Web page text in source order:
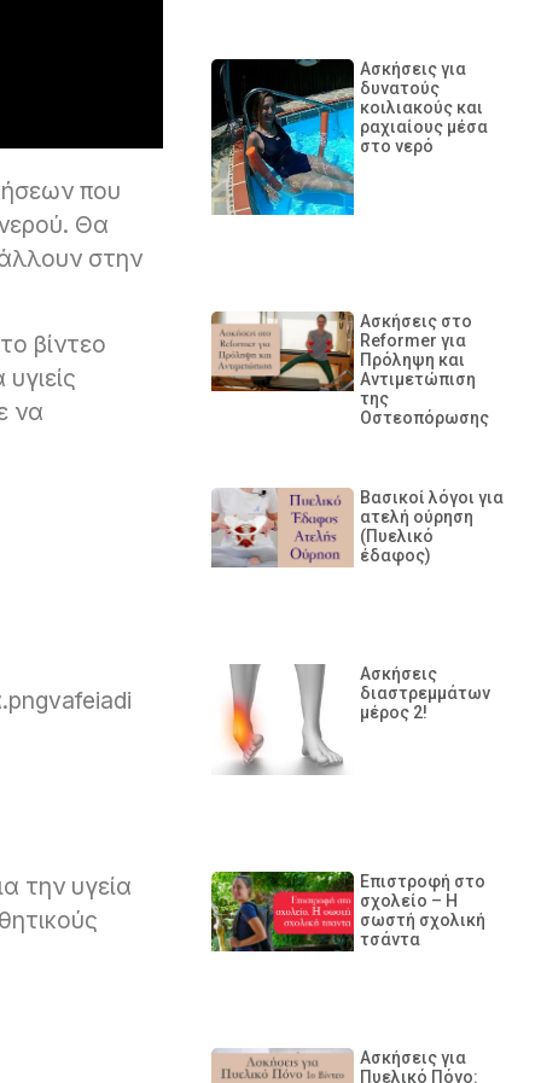
που
Θα
στην
βίντεο
να
την υγεία
Ασκήσεις για
δυνατούς
κοιλιακούς και
ραχιαίους μέσα
στο νερό
Ασκήσεις στο
Reformer για
Πρόληψη και
Αντιμετώπιση
της
Οστεοπόρωσης
Βασικοί λόγοι για
ατελή ούρηση
(Πυελικό
έδαφος)
Ασκήσεις
διαστρεμμάτων
μέρος 2!
Επιστροφή στο
σχολείο – Η
σωστή σχολική
τσάντα
Ασκήσεις για
Πυελικό Πόνο: